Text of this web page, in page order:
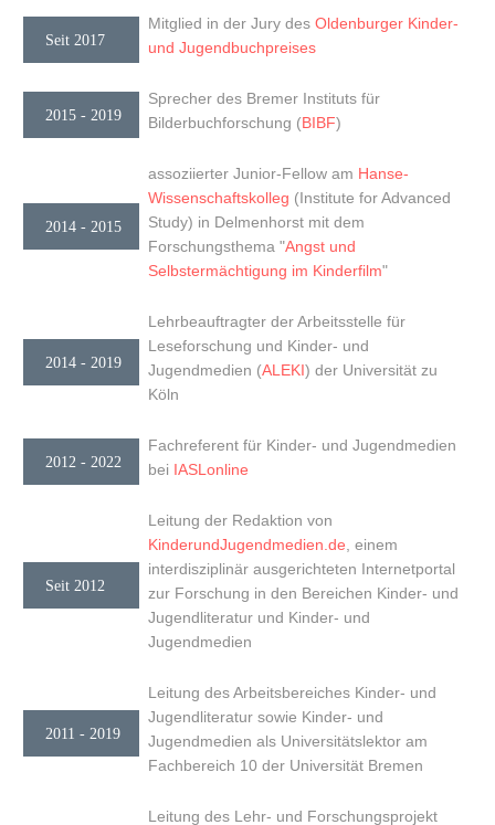
Seit 2017
Mitglied in der Jury des Oldenburger Kinder-
und Jugendbuchpreises
2015 - 2019
Sprecher des Bremer Instituts für
Bilderbuchforschung (BIBF)
2014 - 2015
assoziierter Junior-Fellow am Hanse-
Wissenschaftskolleg (Institute for Advanced
Study) in Delmenhorst mit dem
Forschungsthema "Angst und
Selbstermächtigung im Kinderfilm"
2014 - 2019
Lehrbeauftragter der Arbeitsstelle für
Leseforschung und Kinder- und
Jugendmedien (ALEKI) der Universität zu
Köln
2012 - 2022
Fachreferent für Kinder- und Jugendmedien
bei IASLonline
Seit 2012
Leitung der Redaktion von
KinderundJugendmedien.de , einem
interdisziplinär ausgerichteten Internetportal
zur Forschung in den Bereichen Kinder- und
Jugendliteratur und Kinder- und
Jugendmedien
2011 - 2019
Leitung des Arbeitsbereiches Kinder- und
Jugendliteratur sowie Kinder- und
Jugendmedien als Universitätslektor am
Fachbereich 10 der Universität Bremen
Leitung des Lehr- und Forschungsprojekt